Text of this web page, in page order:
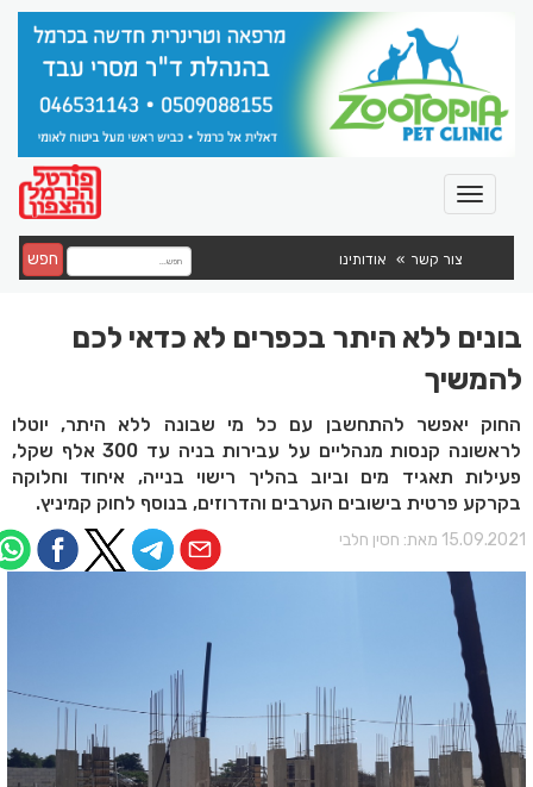
צור קשר אודותינו חפש
בונים ללא היתר בכפרים לא כדאי לכם
להמשיך
החוק יאפשר להתחשבן עם כל מי שבונה ללא היתר, יוטלו
לראשונה קנסות מנהליים על עבירות בניה עד 300 אלף שקל,
פעילות תאגיד מים וביוב בהליך רישוי בנייה, איחוד וחלוקה
בקרקע פרטית בישובים הערבים והדרוזים, בנוסף לחוק קמיניץ.
מאת: חסין חלבי